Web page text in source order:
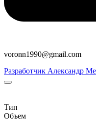
voronn1990@gmail.com
Разработчик Александр
Тип
Объем